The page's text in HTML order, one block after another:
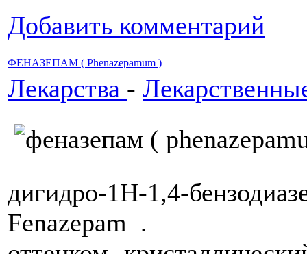
Добавить комментарий
ФЕНАЗЕПАМ ( Phenazepamum )
Лекарства -
дигидро-1Н-1,4-
Fenazepam . Белый